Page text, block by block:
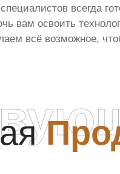
всегда
вам освоить
всё возможное,